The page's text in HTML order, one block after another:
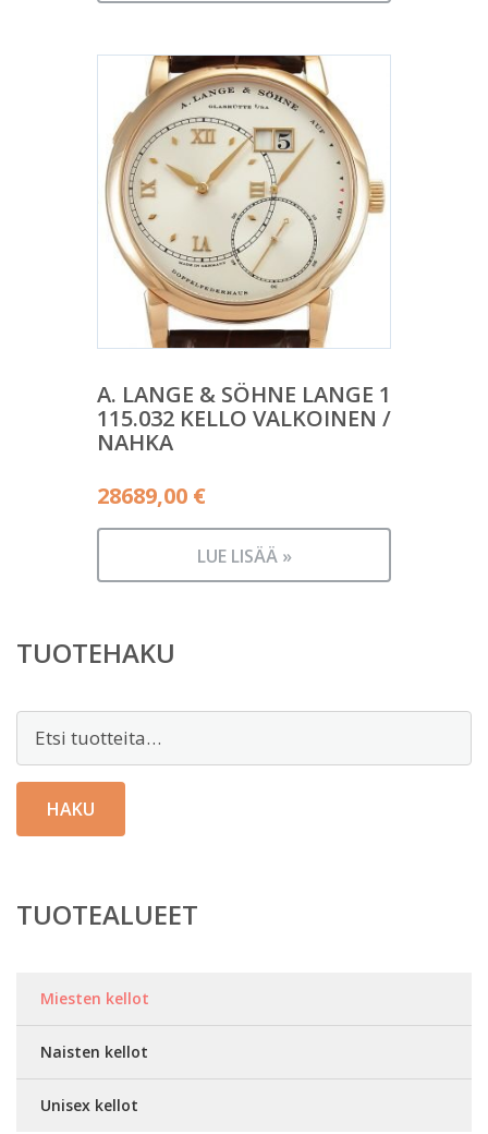
A. LANGE & SÖHNE LANGE 1
115.032 KELLO VALKOINEN /
NAHKA
28689,00 €
LUE LISÄÄ »
TUOTEHAKU
Etsi:
HAKU
TUOTEALUEET
Miesten kellot
Naisten kellot
Unisex kellot